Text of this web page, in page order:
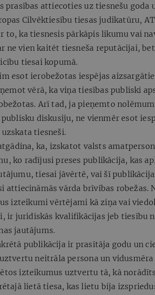
prasības attiecoties uz tiesnešu goda
Cilvēktiesību tiesas judikatūru,
to, ka tiesnesis pārkāpis likumu vai
ne vien kaitēt tiesneša reputācijai,
tiesai kopumā.
esot ierobežotas iespējas
vērā, ka viņa tiesības publiski
Arī tad, ja pieņemto
diskusiju, ne vienmēr esot
tiesneši.
ka, izskatot valsts
ko radījusi preses publikācija, kas
tiesai jāvērtē, vai šī
attiecināmās vārda brīvības robežas.
izteikumi vērtējami kā ziņa vai
ir juridiskās kvalifikācijas jeb tiesību
jautājums.
publikācija ir prasītāja godu un
neitrāla persona un
izteikumus uztvertu tā, kā
lietā tiesa, kas lietu bija